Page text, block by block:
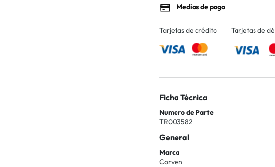
Medios de pago
Tarjetas de crédito Tarjetas de
Ficha Técnica
Numero de Parte
TR003582
General
Marca
Corven